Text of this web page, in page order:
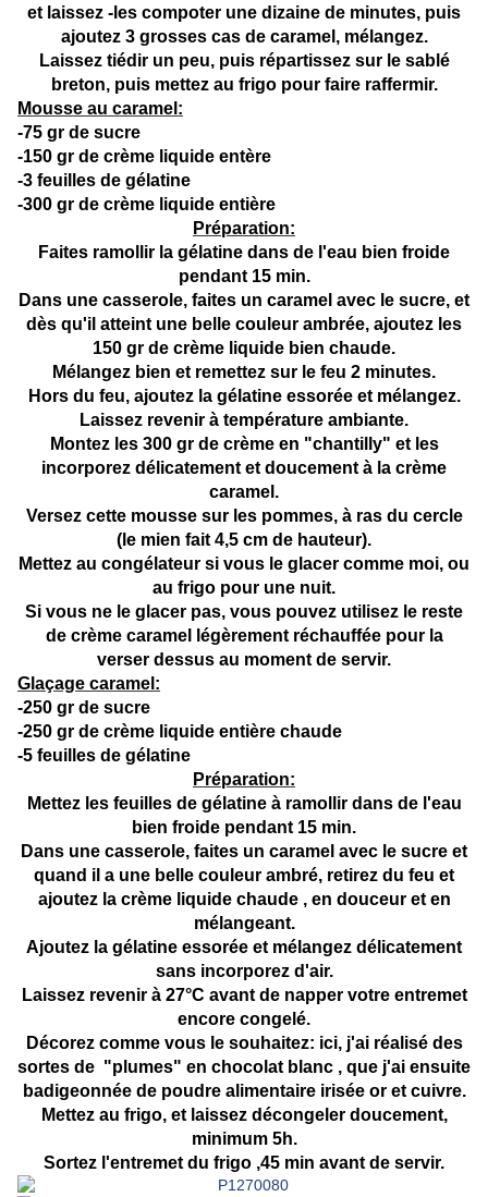
et laissez -les compoter une dizaine de minutes, puis
ajoutez 3 grosses cas de caramel, mélangez.
Laissez tiédir un peu, puis répartissez sur le sablé
breton, puis mettez au frigo pour faire raffermir.
Mousse au caramel:
-75 gr de sucre
-150 gr de crème liquide entère
-3 feuilles de gélatine
-300 gr de crème liquide entière
Préparation:
Faites ramollir la gélatine dans de l'eau bien froide
pendant 15 min.
Dans une casserole, faites un caramel avec le sucre, et
dès qu'il atteint une belle couleur ambrée, ajoutez les
150 gr de crème liquide bien chaude.
Mélangez bien et remettez sur le feu 2 minutes.
Hors du feu, ajoutez la gélatine essorée et mélangez.
Laissez revenir à température ambiante.
Montez les 300 gr de crème en "chantilly" et les
incorporez délicatement et doucement à la crème
caramel.
Versez cette mousse sur les pommes, à ras du cercle
(le mien fait 4,5 cm de hauteur).
Mettez au congélateur si vous le glacer comme moi, ou
au frigo pour une nuit.
Si vous ne le glacer pas, vous pouvez utilisez le reste
de crème caramel légèrement réchauffée pour la
verser dessus au moment de servir.
Glaçage caramel:
-250 gr de sucre
-250 gr de crème liquide entière chaude
-5 feuilles de gélatine
Préparation:
Mettez les feuilles de gélatine à ramollir dans de l'eau
bien froide pendant 15 min.
Dans une casserole, faites un caramel avec le sucre et
quand il a une belle couleur ambré, retirez du feu et
ajoutez la crème liquide chaude , en douceur et en
mélangeant.
Ajoutez la gélatine essorée et mélangez délicatement
sans incorporez d'air.
Laissez revenir à 27°C avant de napper votre entremet
encore congelé.
Décorez comme vous le souhaitez: ici, j'ai réalisé des
sortes de "plumes" en chocolat blanc , que j'ai ensuite
badigeonnée de poudre alimentaire irisée or et cuivre.
Mettez au frigo, et laissez décongeler doucement,
minimum 5h.
Sortez l'entremet du frigo ,45 min avant de servir.